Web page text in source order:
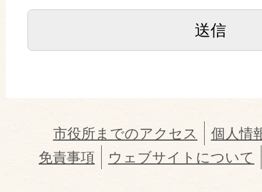
市役所までのアクセス
個人情
免責事項
ウェブサイトについて